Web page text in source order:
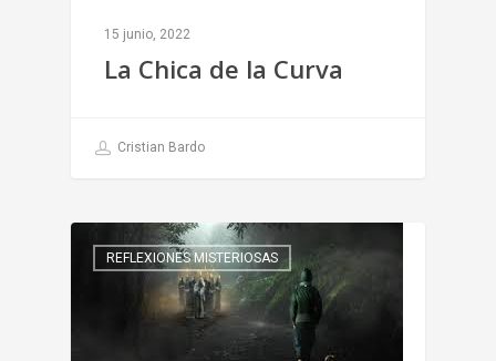
15 junio, 2022
La Chica de la Curva
Cristian Bardo
REFLEXIONES MISTERIOSAS